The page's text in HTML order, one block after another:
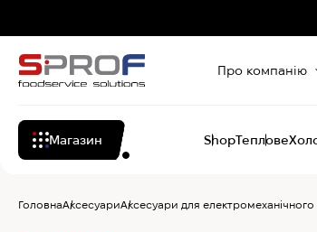
Про компанію
Магазин ShopТеплове
ГоловнаАксесуариАксесуари для